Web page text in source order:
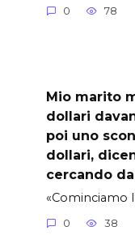
0 78
Mio marito
dollari
poi uno
dollari,
cercando
«Cominciamo
0 38